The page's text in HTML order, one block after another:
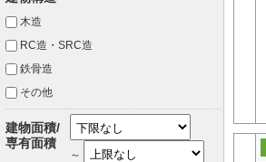
木造
RC造・SRC造
鉄骨造
その他
建物面積/
専有面積
～